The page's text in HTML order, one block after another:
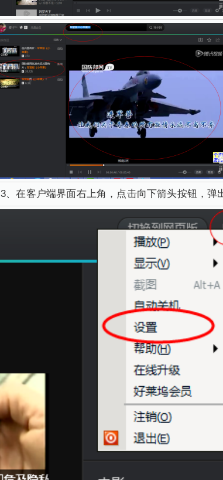
3、在客户端界面右上角，点击向下箭头按钮，